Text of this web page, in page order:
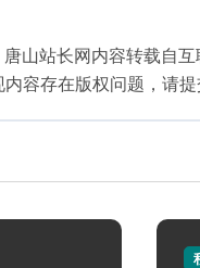
唐山站长网内容转载自
容存在版权问题，请